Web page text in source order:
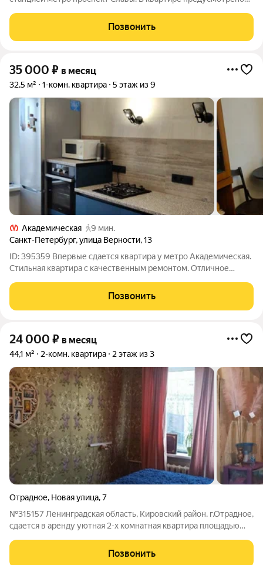
микроволновая печь, холодильник, электрическая плита.
Квартира сдается на длительный срок
Позвонить
35 000 ₽ в месяц
32,5 м² 1-комн. квартира 5 этаж из 9
Академическая
9 мин.
Санкт-Петербург,улица Верности,13
ID: 395359 Впервые сдается квартира у метро Академическая.
Стильная квартира с качественным ремонтом. Отличное
проживания . Много магазинов ,торговых центров , фитнес
центр . Зеленый район
Позвонить
24 000 ₽ в месяц
44,1 м² 2-комн. квартира 2 этаж из 3
Отрадное, Новая улица,7
№315157 Ленинградская область, Кировский район. г.Отрадное,
сдается в аренду уютная 2-х комнатная квартира площадью
теплого кирпичного дома малоэтажной застройки, в доме
всего 3 этажа, мало
Позвонить